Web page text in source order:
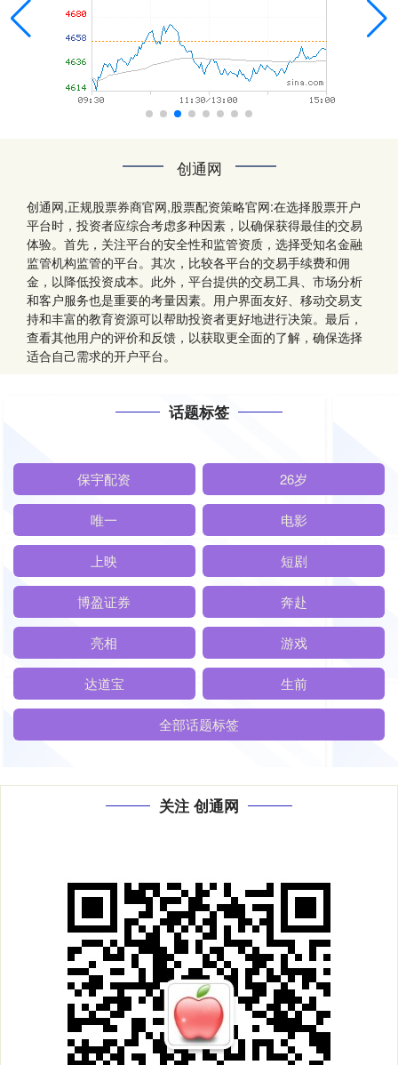
创通网
创通网,正规股票券商官网,股票配资策略官网:在选择股票开户
平台时，投资者应综合考虑多种因素，以确保获得最佳的交易
体验。首先，关注平台的安全性和监管资质，选择受知名金融
监管机构监管的平台。其次，比较各平台的交易手续费和佣
金，以降低投资成本。此外，平台提供的交易工具、市场分析
和客户服务也是重要的考量因素。用户界面友好、移动交易支
持和丰富的教育资源可以帮助投资者更好地进行决策。最后，
查看其他用户的评价和反馈，以获取更全面的了解，确保选择
适合自己需求的开户平台。
话题标签
保宇配资 26岁
唯一 电影
上映 短剧
博盈证券 奔赴
亮相 游戏
达道宝 生前
全部话题标签
关注 创通网